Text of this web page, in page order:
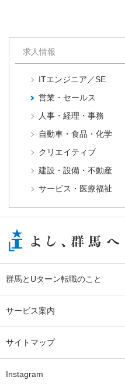
求人情報
ITエンジニア／SE
営業・セールス
人事・経理・事務
自動車・食品・化学
クリエイティブ
建設・設備・不動産
サービス・医療福祉
群馬とUターン転職のこと
サービス案内
サイトマップ
Instagram